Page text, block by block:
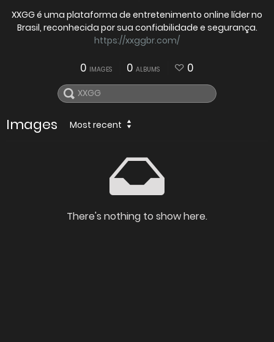
XXGG é uma plataforma de entretenimento online líder no
Brasil, reconhecida por sua confiabilidade e segurança.
https://xxggbr.com/
0 IMAGES 0 ALBUMS 0
Images Most recent
There's nothing to show here.